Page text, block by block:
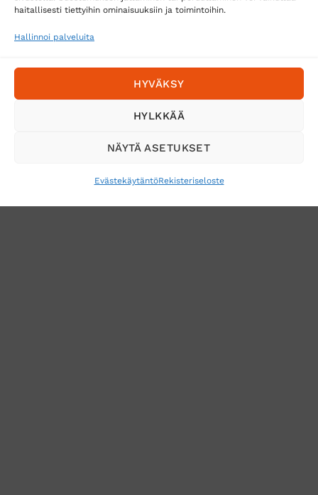
haitallisesti tiettyihin ominaisuuksiin ja toimintoihin.
Hallinnoi palveluita
HYVÄKSY
HYLKKÄÄ
NÄYTÄ ASETUKSET
EvästekäytäntöRekisteriseloste
Posti
Matkahuolto
Tilaa uutiskirje ja saat erikoisalennuksia